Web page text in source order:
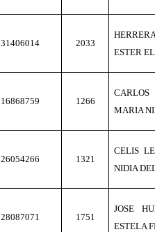
31406014 2033
ESTER
16868759 1266
MARIA
26054266 1321
CELIS
NIDIA
28087071 1751
JOSE
ESTELA